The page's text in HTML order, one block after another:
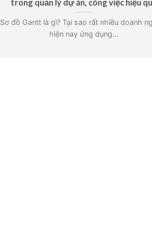
trong quản lý dự án, công việc hiệu
Sơ đồ Gantt là gì? Tại sao rất nhiều doanh
hiện nay ứng dụng...